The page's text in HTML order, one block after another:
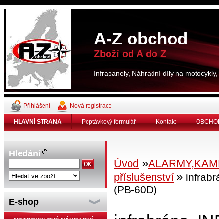
A-Z obchod
Zboží od A do Z
Infrapanely, Náhradní díly na
Přihlášení Nová registrace
HLAVNÍ STRANA Poptávkový formulář Kontakt
Hledání
E-shop
Úvod »
příslušenství »
(PB-60D)